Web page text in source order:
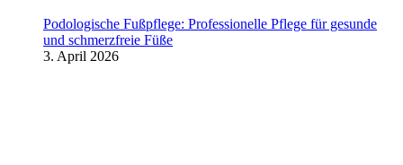
Podologische Fußpflege: Professionelle Pflege für gesunde
und schmerzfreie Füße
3. April 2026